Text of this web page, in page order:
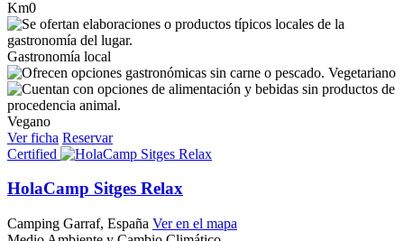
Km0
Gastronomía local
Vegetariano
Vegano
Ver ficha Reservar
Certified
HolaCamp Sitges Relax
Camping Garraf, España Ver en el mapa